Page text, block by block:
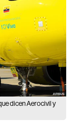
dicen Aerocivil y